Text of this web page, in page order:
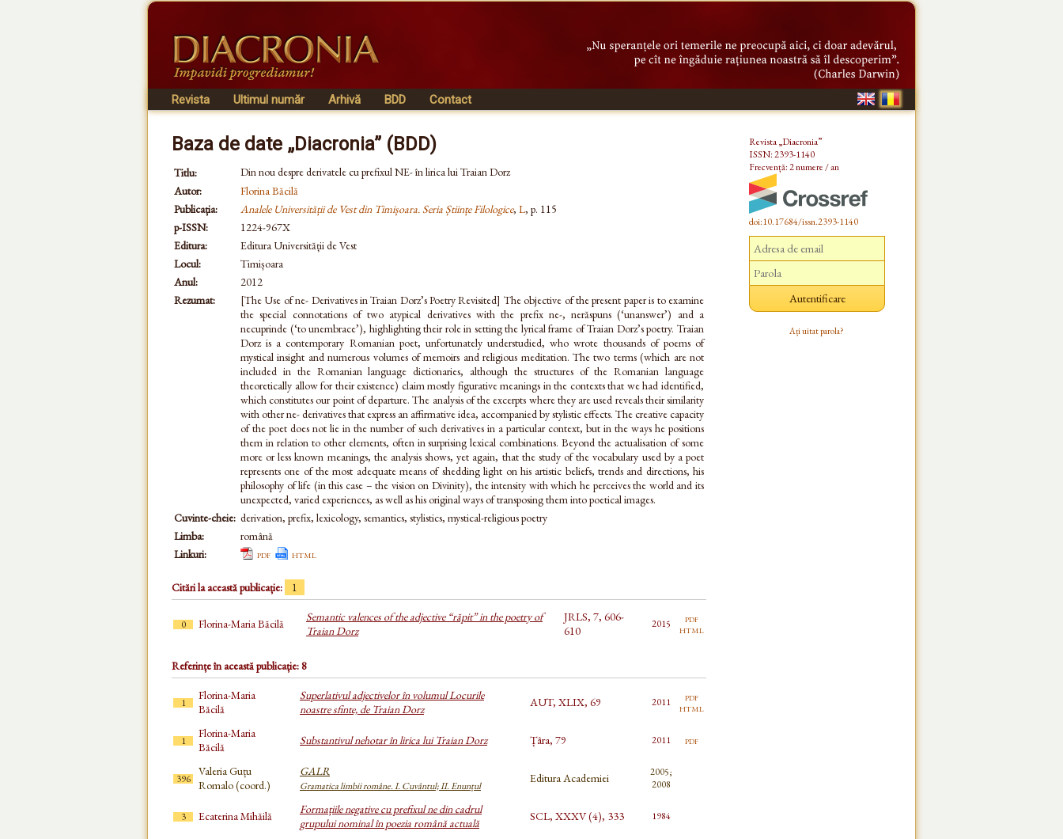
Revista Ultimul număr Arhivă BDD Contact
Baza de date „Diacronia” (BDD)
Titlu:
Din nou despre derivatele cu prefixul NE- în lirica lui Traian Dorz
Autor:
Florina Băcilă
Publicația:
Analele Universității de Vest din Timișoara. Seria Științe Filologice, L, p. 115
p-ISSN:
1224-967X
Editura:
Editura Universității de Vest
Locul:
Timișoara
Anul:
2012
Rezumat:
[The Use of ne- Derivatives in Traian Dorz’s Poetry Revisited] The objective of the present paper is to examine
the special connotations of two atypical derivatives with the prefix ne-, nerăspuns (‘unanswer’) and a
necuprinde (‘to unembrace’), highlighting their role in setting the lyrical frame of Traian Dorz’s poetry. Traian
Dorz is a contemporary Romanian poet, unfortunately understudied, who wrote thousands of poems of
mystical insight and numerous volumes of memoirs and religious meditation. The two terms (which are not
included in the Romanian language dictionaries, although the structures of the Romanian language
theoretically allow for their existence) claim mostly figurative meanings in the contexts that we had identified,
which constitutes our point of departure. The analysis of the excerpts where they are used reveals their similarity
with other ne- derivatives that express an affirmative idea, accompanied by stylistic effects. The creative capacity
of the poet does not lie in the number of such derivatives in a particular context, but in the ways he positions
them in relation to other elements, often in surprising lexical combinations. Beyond the actualisation of some
more or less known meanings, the analysis shows, yet again, that the study of the vocabulary used by a poet
represents one of the most adequate means of shedding light on his artistic beliefs, trends and directions, his
philosophy of life (in this case – the vision on Divinity), the intensity with which he perceives the world and its
unexpected, varied experiences, as well as his original ways of transposing them into poetical images.
Cuvinte-cheie: derivation, prefix, lexicology, semantics, stylistics, mystical-religious poetry
Limba:
română
Linkuri:
pdf html
Citări la această publicație: 1
0 Florina-Maria Băcilă
Semantic valences of the adjective “răpit” in the poetry of
Traian Dorz
JRLS, 7, 606-
610
2015 pdf
html
Referințe în această publicație: 8
1
Florina-Maria
Băcilă
Superlativul adjectivelor în volumul Locurile
noastre sfinte, de Traian Dorz
AUT, XLIX, 69 2011 pdf
html
1
Florina-Maria
Băcilă
Substantivul nehotar în lirica lui Traian Dorz Țâra, 79 2011 pdf
396
Valeria Guțu
Romalo (coord.)
GALR
Gramatica limbii române. I. Cuvântul; II. Enunțul
Editura Academiei
2005;
2008
3 Ecaterina Mihăilă
Formațiile negative cu prefixul ne din cadrul
grupului nominal în poezia română actuală
SCL, XXXV (4), 333 1984
Revista „Diacronia”
ISSN: 2393-1140
Frecvență: 2 numere / an
doi:10.17684/issn.2393-1140
Ați uitat parola?